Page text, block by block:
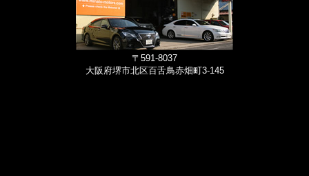
〒591-8037
大阪府堺市北区百舌鳥赤畑町3-145